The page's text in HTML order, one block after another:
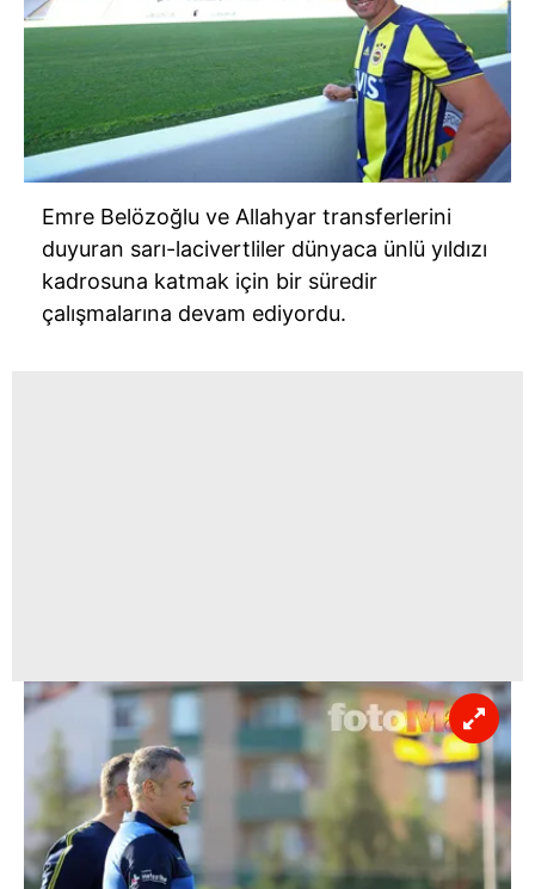
Emre Belözoğlu ve Allahyar transferlerini
duyuran sarı-lacivertliler dünyaca ünlü yıldızı
kadrosuna katmak için bir süredir
çalışmalarına devam ediyordu.